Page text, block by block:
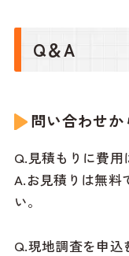
Q＆A
問い合わせ
Q.見積もりに費用
A.お見積りは無料
い。
Q.現地調査を申込